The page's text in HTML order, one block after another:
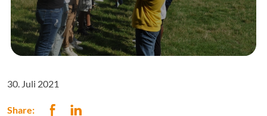
30. Juli 2021
Share: